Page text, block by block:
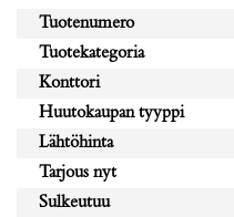
Tuotenumero
Tuotekategoria
Konttori
Huutokaupan tyyppi
Lähtöhinta
Tarjous nyt
Sulkeutuu